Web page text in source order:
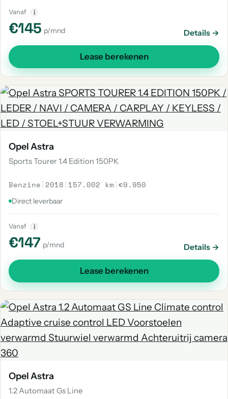
Vanaf i
€145 p/mnd Details →
Lease berekenen
Opel Astra
Sports Tourer 1.4 Edition 150PK
Benzine | 2018 | 157.002 km |€9.950
Direct leverbaar
Vanaf i
€147 p/mnd Details →
Lease berekenen
Opel Astra
1.2 Automaat Gs Line